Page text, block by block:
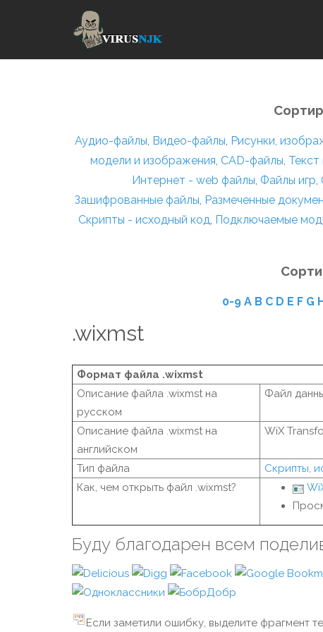
Аудио-файлы, Видео-файлы, Рисунки,
модели и изображения, CAD-файлы,
Интернет - web файлы, Файлы игр,
Зашифрованные файлы, Размеченные
Скрипты - исходный код, Подключаемые
0-9 A B C D E F G
.wixmst
Формат файла .wixmst
Описание файла .wixmst на
русском
Файл
Описание файла .wixmst на
английском
WiX
Тип файла
Скрипты,
Как, чем открыть файл .wixmst?
Буду благодарен всем
Если заметили ошибку, выделите фрагмент